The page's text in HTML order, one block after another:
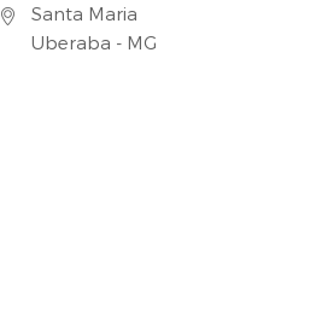
Santa Maria
Uberaba - MG